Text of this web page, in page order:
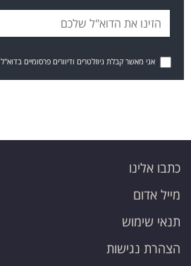
אני מאשר קבלת ניוזלטרים ודיוורים פרסומיים בדוא"ל
כתבו אלינו
מייל אדום
תנאי שימוש
הצהרת נגישות